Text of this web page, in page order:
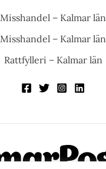
Misshandel – Kalmar län
Misshandel – Kalmar län
Rattfylleri – Kalmar län